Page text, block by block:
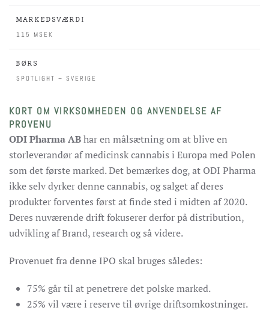
MARKEDSVÆRDI
115 MSEK
BØRS
SPOTLIGHT – SVERIGE
KORT OM VIRKSOMHEDEN OG ANVENDELSE AF
PROVENU
ODI Pharma ABhar en målsætning om at blive en
storleverandør af medicinsk cannabis i Europa med Polen
som det første marked. Det bemærkes dog, at ODI Pharma
ikke selv dyrker denne cannabis, og salget af deres
produkter forventes først at finde sted i midten af 2020.
Deres nuværende drift fokuserer derfor på distribution,
udvikling af Brand, research og så videre.
Provenuet fra denne IPO skal bruges således:
75% går til at penetrere det polske marked.
25% vil være i reserve til øvrige driftsomkostninger.